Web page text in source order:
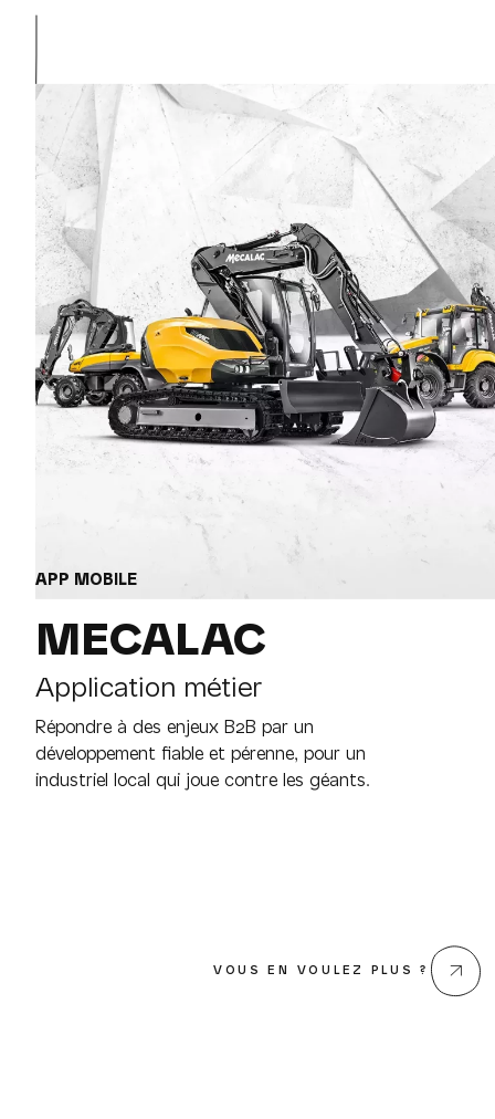
APP MOBILE
MECALAC
Application métier
Répondre à des enjeux B2B par un
développement fiable et pérenne, pour un
industriel local qui joue contre les géants.
VOUS EN VOULEZ PLUS ?